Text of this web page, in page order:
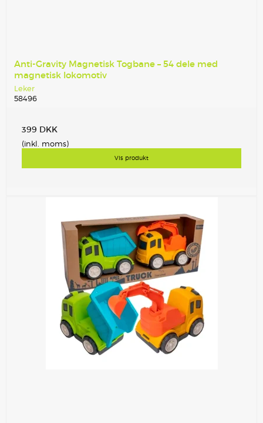
Anti-Gravity Magnetisk Togbane – 54 dele med
magnetisk lokomotiv
Leker
58496
399 DKK
(inkl. moms)
Vis produkt